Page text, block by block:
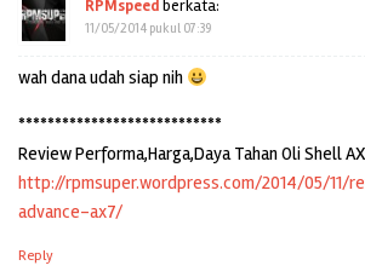
RPMspeed berkata:
11/05/2014 pukul 07:39
wah dana udah siap nih
****************************
Review Performa,Harga,Daya Tahan Oli Shell
http://rpmsuper.wordpress.com/2014/05/
advance-ax7/
Reply